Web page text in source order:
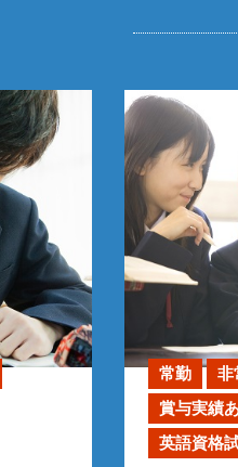
常勤 非
賞与実績
英語資格